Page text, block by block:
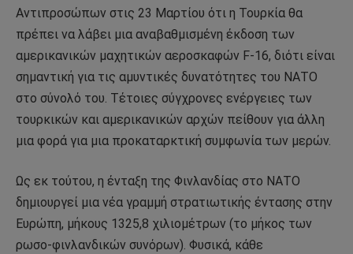
Αντιπροσώπων στις 23 Μαρτίου ότι η Τουρκία θα
πρέπει να λάβει μια αναβαθμισμένη έκδοση των
αμερικανικών μαχητικών αεροσκαφών F-16, διότι είναι
σημαντική για τις αμυντικές δυνατότητες του ΝΑΤΟ
στο σύνολό του. Τέτοιες σύγχρονες ενέργειες των
τουρκικών και αμερικανικών αρχών πείθουν για άλλη
μια φορά για μια προκαταρκτική συμφωνία των μερών.
Ως εκ τούτου, η ένταξη της Φινλανδίας στο ΝΑΤΟ
δημιουργεί μια νέα γραμμή στρατιωτικής έντασης στην
Ευρώπη, μήκους 1325,8 χιλιομέτρων (το μήκος των
ρωσο-φινλανδικών συνόρων). Φυσικά, κάθε